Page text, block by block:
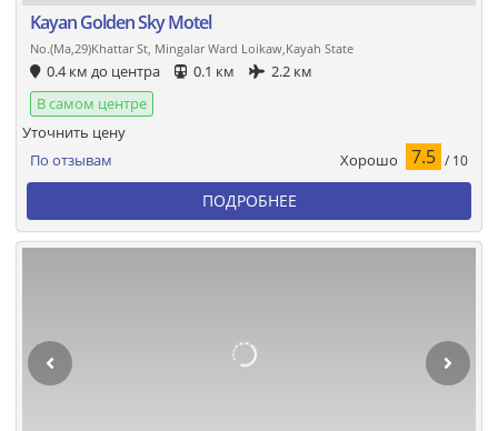
Kayan Golden Sky Motel
No.(Ma,29)Khattar St, Mingalar Ward Loikaw,Kayah State
0.4 км до центра 0.1 км
2.2 км
В самом центре
По отзывам Хорошо 7.5 / 10
Уточнить цену
ПОДРОБНЕЕ